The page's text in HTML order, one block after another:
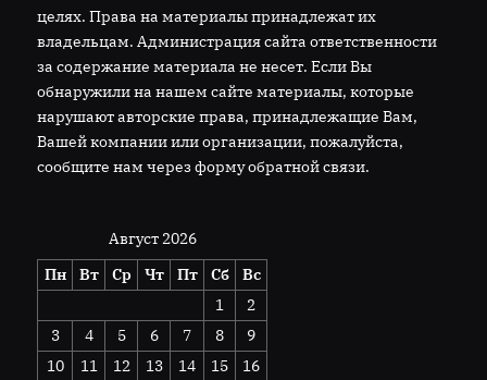
целях. Права на материалы принадлежат их
владельцам. Администрация сайта ответственности
за содержание материала не несет. Если Вы
обнаружили на нашем сайте материалы, которые
нарушают авторские права, принадлежащие Вам,
Вашей компании или организации, пожалуйста,
сообщите нам через форму обратной связи.
Август 2026
Пн
Вт Ср Чт Пт Сб
Вс
1
2
3
4 5 6 7 8
9
10
11 12 13 14 15 16